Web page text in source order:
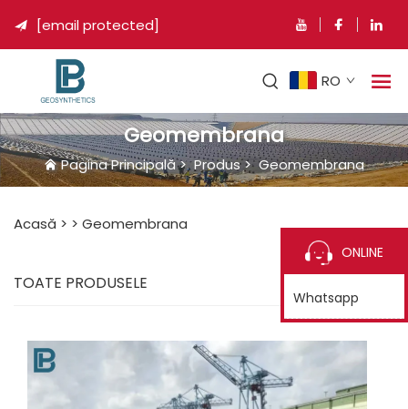
 [email protected]
RO
Geomembrana
Pagina Principală>Produs>Geomembrana
Acasă > > Geomembrana
TOATE PRODUSELE
ONLINE
Whatsapp